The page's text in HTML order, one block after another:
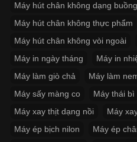
Máy hút chân không dạng buồng
Máy hút chân không thực phẩm
Máy hút chân không vòi ngoài
Máy in ngày tháng
Máy in
Máy làm giò chả
Máy làm
Máy sấy màng co
Máy thái bì
Máy xay thịt dạng nồi
Máy
Máy ép bịch nilon
Máy ép